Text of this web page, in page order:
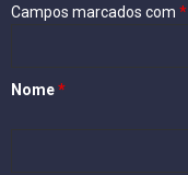
Campos marcados com *
Nome*